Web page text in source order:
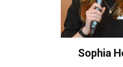
Sophia